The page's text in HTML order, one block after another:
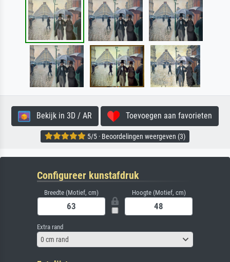
Bekijk in 3D / AR Toevoegen aan favorieten
5/5 · Beoordelingen weergeven (3)
Configureer kunstafdruk
Breedte (Motief, cm) Hoogte (Motief, cm)
Extra rand
0 cm rand